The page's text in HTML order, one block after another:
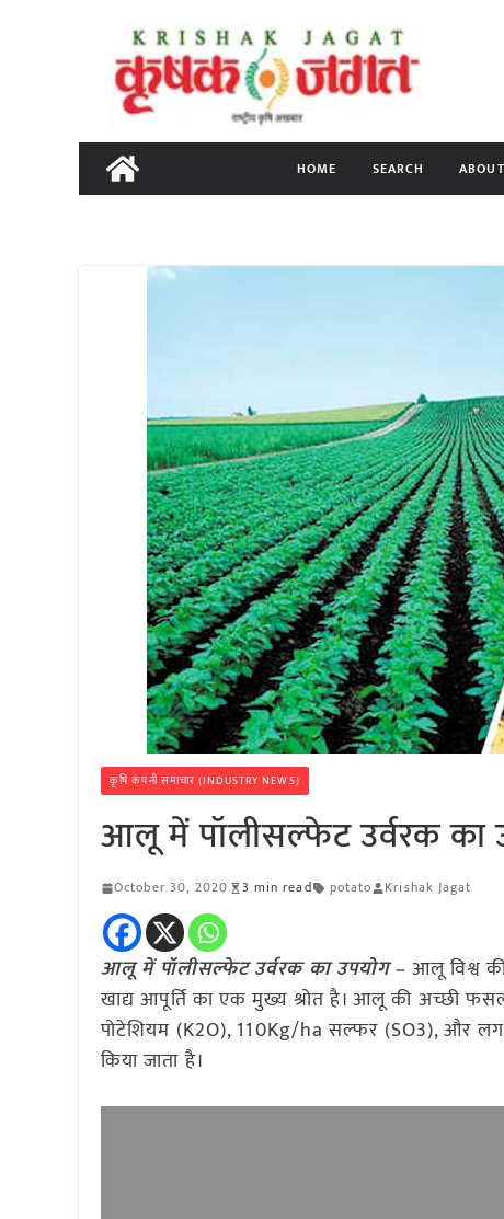
content
HOME SEARCH
कृषि कंपनी समाचार (INDUSTRY NEWS)
आलू में पॉलीसल्फेट उर्वरक का
October 30, 2020 3 min read potato Krishak Jagat
आलू में पॉलीसल्फेट उर्वरक का उपयोग – आलू विश्व
खाद्य आपूर्ति का एक मुख्य श्रोत है। आलू की अच्छी
पोटेशियम (K2O), 110Kg/ha सल्फर (SO3), और
किया जाता है।